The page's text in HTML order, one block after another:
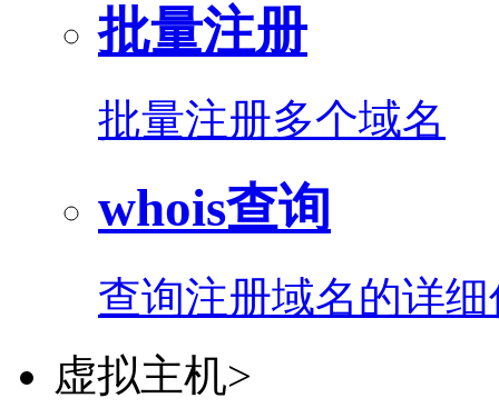
批量注册
批量注册多个域名
whois查询
查询注册域名的详
虚拟主机>